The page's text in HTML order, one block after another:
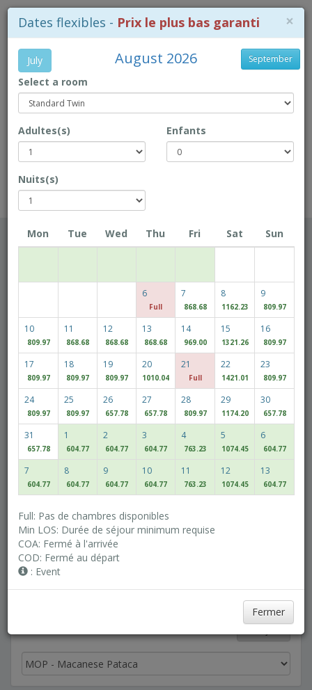
Carte
Book Direct to enjoy exclusive prices!
Rio Hotel
Date d'arrivée
Adultes(s) Enfants
Access/Discount Code
Découvrez nos tarifs les plus bas
×
Dates flexibles - Prix le plus bas garanti
July August 2026 September
Select a room
Adultes(s) Enfants
Nuits(s)
Mon Tue Wed Thu Fri Sat Sun
6
Full
7
868.68
8
1162.23
9
809.97
10
809.97
11
868.68
12
868.68
13
868.68
14
969.00
15
1321.26
16
809.97
17
809.97
18
809.97
19
809.97
20
1010.04
21
Full
22
1421.01
23
809.97
24
809.97
25
809.97
26
657.78
27
657.78
28
809.97
29
1174.20
30
657.78
31
657.78
1
604.77
2
604.77
3
604.77
4
763.23
5
1074.45
6
604.77
7
604.77
8
604.77
9
604.77
10
604.77
11
763.23
12
1074.45
13
604.77
Full: Pas de chambres disponibles
Min LOS: Durée de séjour minimum requise
COA: Fermé à l'arrivée
COD: Fermé au départ
: Event
Fermer